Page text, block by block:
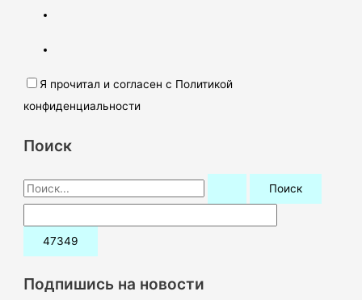
Я прочитал и согласен с Политикой
конфиденциальности
Поиск
П
о
и
:Подпишись на новости